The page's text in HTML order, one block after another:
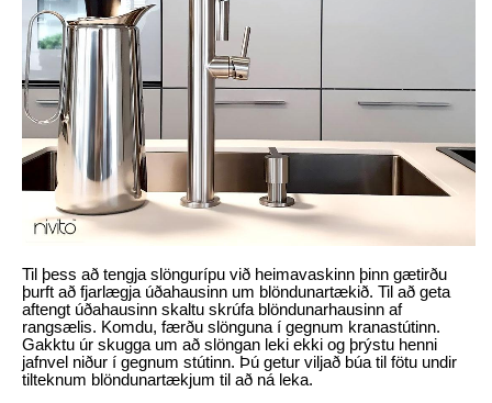
Til þess að tengja slöngurípu við heimavaskinn þinn gætirðu
þurft að fjarlægja úðahausinn um blöndunartækið. Til að geta
aftengt úðahausinn skaltu skrúfa blöndunarhausinn af
rangsælis. Komdu, færðu slönguna í gegnum kranastútinn.
Gakktu úr skugga um að slöngan leki ekki og þrýstu henni
jafnvel niður í gegnum stútinn. Þú getur viljað búa til fötu undir
tilteknum blöndunartækjum til að ná leka.